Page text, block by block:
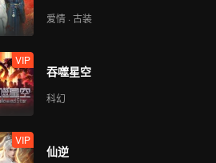
爱情 · 古装
VIP
吞噬星空
科幻
VIP
仙逆